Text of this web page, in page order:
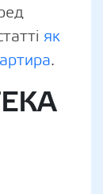
як
.